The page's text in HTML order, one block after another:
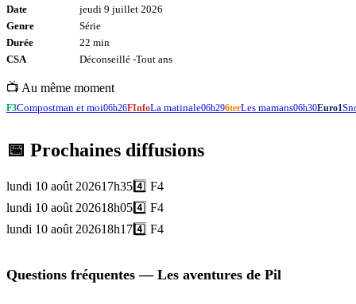
Date
jeudi 9 juillet 2026
Genre
Série
Durée
22 min
CSA
Déconseillé -Tout ans
📺 Au même moment
F3Compostman et moi06h26FInfoLa matinale06h296terLes mamans06h30Euro1
📅 Prochaines diffusions
lundi 10 août 202617h354️⃣ F4
lundi 10 août 202618h054️⃣ F4
lundi 10 août 202618h174️⃣ F4
Questions fréquentes — Les aventures de Pil